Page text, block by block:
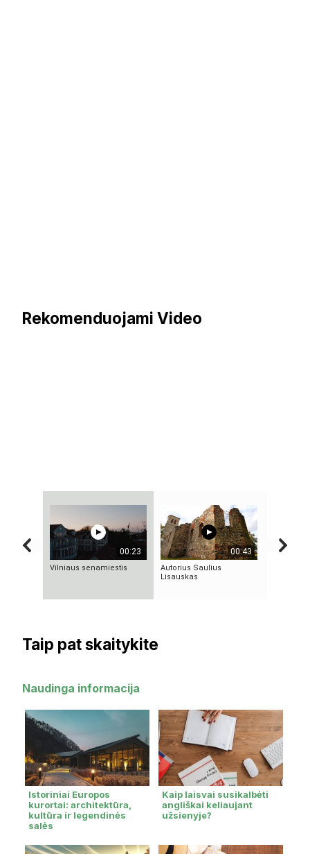
Rekomenduojami Video
00:23
Vilniaus senamiestis
00:43
Autorius Saulius
Lisauskas
Taip pat skaitykite
Naudinga informacija
Istoriniai Europos
kurortai: architektūra,
kultūra ir legendinės
salės
Kaip laisvai susikalbėti
angliškai keliaujant
užsienyje?